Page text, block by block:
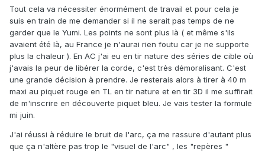
Tout cela va nécessiter énormément de travail et pour cela je
suis en train de me demander si il ne serait pas temps de ne
garder que le Yumi. Les points ne sont plus là ( et même s'ils
avaient été là, au France je n'aurai rien foutu car je ne supporte
plus la chaleur ). En AC j'ai eu en tir nature des séries de cible où
j'avais la peur de libérer la corde, c'est très démoralisant. C'est
une grande décision à prendre. Je resterais alors à tirer à 40 m
maxi au piquet rouge en TL en tir nature et en tir 3D il me suffirait
de m'inscrire en découverte piquet bleu. Je vais tester la formule
mi juin.
J'ai réussi à réduire le bruit de l'arc, ça me rassure d'autant plus
que ça n'altère pas trop le "visuel de l'arc" , les "repères "